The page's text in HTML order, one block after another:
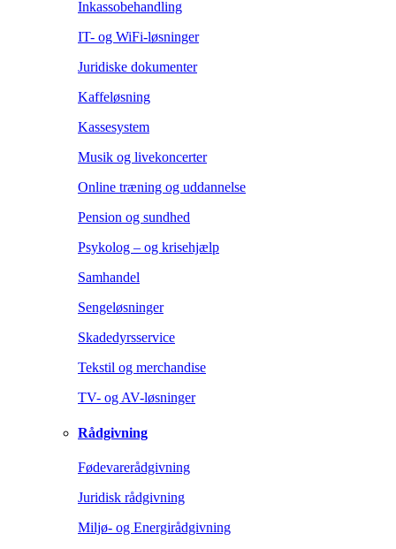
Inkassobehandling
IT- og WiFi-løsninger
Juridiske dokumenter
Kaffeløsning
Kassesystem
Musik og livekoncerter
Online træning og uddannelse
Pension og sundhed
Psykolog – og krisehjælp
Samhandel
Sengeløsninger
Skadedyrsservice
Tekstil og merchandise
TV- og AV-løsninger
Rådgivning
Fødevarerådgivning
Juridisk rådgivning
Miljø- og Energirådgivning